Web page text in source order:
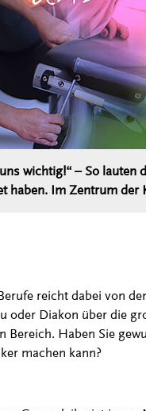
wichtig!“ – So
haben. Im Zentrum der
reicht dabei von
oder Diakon über die
Bereich. Haben Sie
machen kann?